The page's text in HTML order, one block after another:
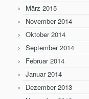
März 2015
November 2014
Oktober 2014
September 2014
Februar 2014
Januar 2014
Dezember 2013